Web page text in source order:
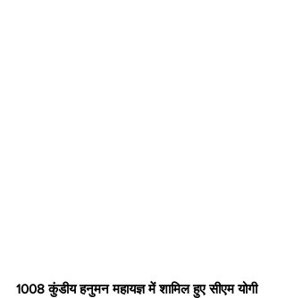
1008 कुंडीय हनुमन महायज्ञ में शामिल हुए सीएम योगी